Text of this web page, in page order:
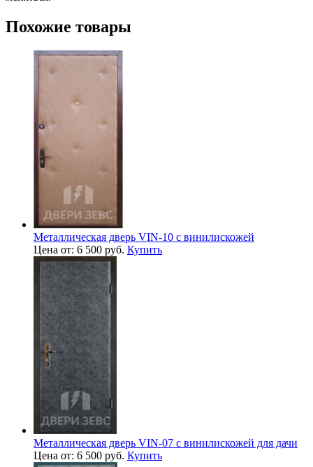
Похожие товары
Металлическая дверь VIN-10 с винилискожей
Цена от: 6 500 руб. Купить
Металлическая дверь VIN-07 с винилискожей для дачи
Цена от: 6 500 руб. Купить